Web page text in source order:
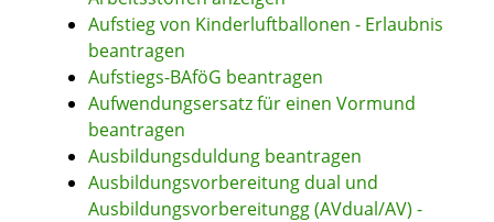
Aufstieg von Kinderluftballonen - Erlaubnis
beantragen
Aufstiegs-BAföG beantragen
Aufwendungsersatz für einen Vormund
beantragen
Ausbildungsduldung beantragen
Ausbildungsvorbereitung dual und
Ausbildungsvorbereitungg (AVdual/AV) -